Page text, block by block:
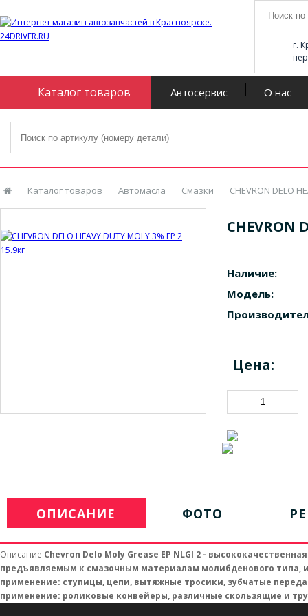
г.
Каталог товаров Автосервис О нас
Каталог товаров Автомасла Смазки CHEVRON DELO
CHEVRON
Наличие:
Модель:
Цена:
ОПИСАНИЕ ФОТО
Описание Chevron Delo Moly Grease EP NLGI 2 -
предъявляемым к смазочным материалам молибденового типа,
применение: ступицы, цепи, вытяжные тросики, зубчатые
применение: роликовые конвейеры, различные скользящие и